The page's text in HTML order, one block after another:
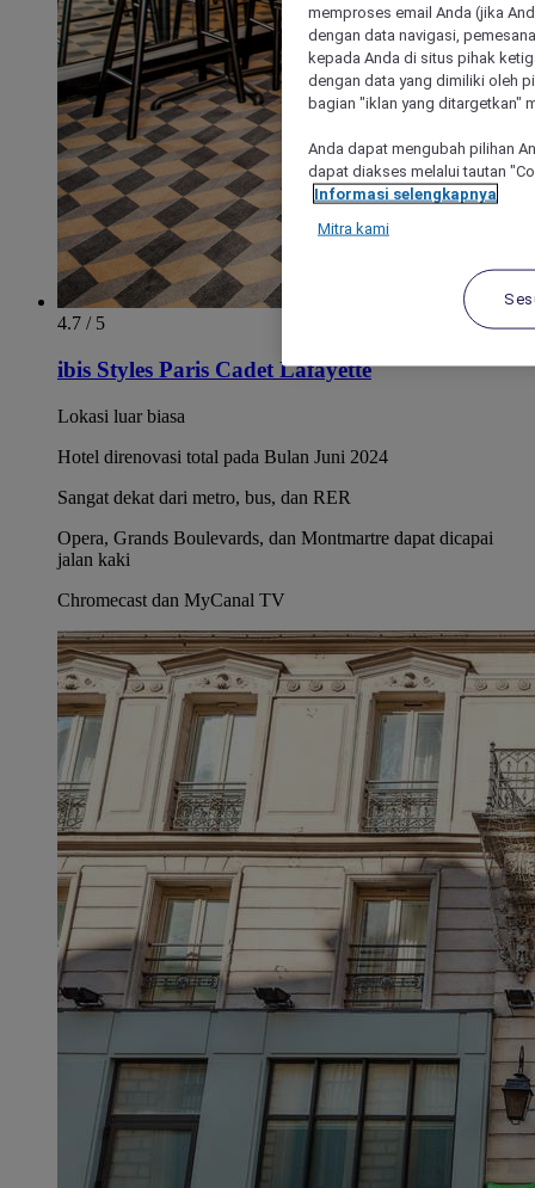
4.7 / 5
ibis Styles Paris Cadet Lafayette
Lokasi luar biasa
Hotel direnovasi total pada Bulan Juni 2024
Sangat dekat dari metro, bus, dan RER
Opera, Grands Boulevards, dan Montmartre dapat dicapai
jalan kaki
Chromecast dan MyCanal TV
memproses email Anda (jika
dengan data navigasi,
kepada Anda di situs pihak
dengan data yang dimiliki oleh
bagian "iklan yang ditargetkan"
Anda dapat mengubah pilihan
dapat diakses melalui tautan
Informasi selengkapnya
Mitra kami